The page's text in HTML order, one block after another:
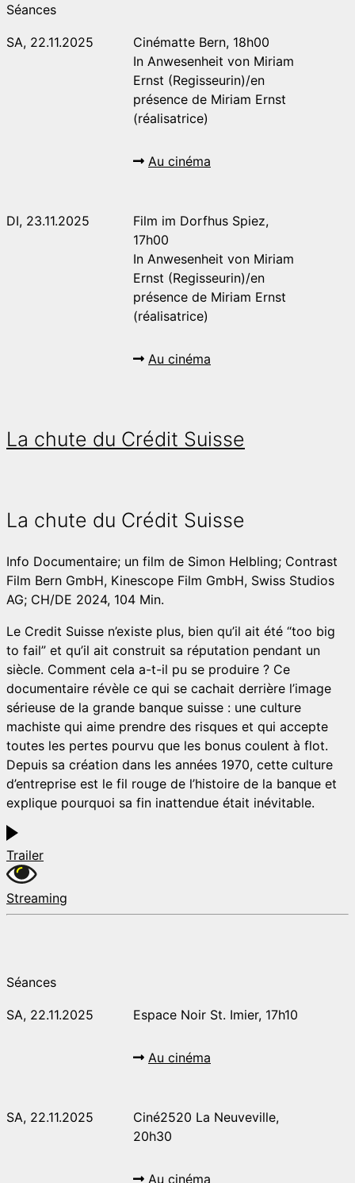
Séances
SA, 22.11.2025
Cinématte Bern, 18h00
In Anwesenheit von Miriam
Ernst (Regisseurin)/en
présence de Miriam Ernst
(réalisatrice)
Au cinéma
DI, 23.11.2025
Film im Dorfhus Spiez,
17h00
In Anwesenheit von Miriam
Ernst (Regisseurin)/en
présence de Miriam Ernst
(réalisatrice)
Au cinéma
La chute du Crédit Suisse
La chute du Crédit Suisse
Info Documentaire; un film de Simon Helbling; Contrast
Film Bern GmbH, Kinescope Film GmbH, Swiss Studios
AG; CH/DE 2024, 104 Min.
Le Credit Suisse n’existe plus, bien qu’il ait été “too big
to fail” et qu’il ait construit sa réputation pendant un
siècle. Comment cela a-t-il pu se produire ? Ce
documentaire révèle ce qui se cachait derrière l’image
sérieuse de la grande banque suisse : une culture
machiste qui aime prendre des risques et qui accepte
toutes les pertes pourvu que les bonus coulent à flot.
Depuis sa création dans les années 1970, cette culture
d’entreprise est le fil rouge de l’histoire de la banque et
explique pourquoi sa fin inattendue était inévitable.
Trailer
Streaming
Séances
SA, 22.11.2025 Espace Noir St. Imier, 17h10
Au cinéma
SA, 22.11.2025
Ciné2520 La Neuveville,
20h30
Au cinéma